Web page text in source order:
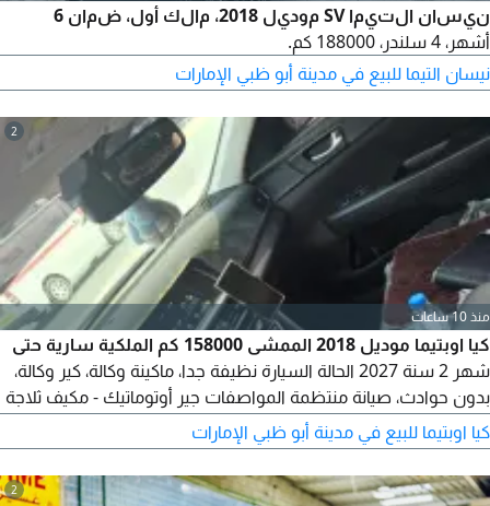
نيسان التيما SV موديل 2018، مالك أول، ضمان 6
أشهر، 4 سلندر، 188000 كم.
نيسان التيما للبيع في مدينة أبو ظبي الإمارات
2
منذ 10 ساعات
كيا اوبتيما موديل 2018 الممشى 158000 كم الملكية سارية حتى
شهر 2 سنة 2027 الحالة السيارة نظيفة جدا، ماكينة وكالة، كير وكالة،
بدون حوادث، صيانة منتظمة المواصفات جير أوتوماتيك - مكيف ثلاجة
- شاشة + بلوتوث كاميرا خلفية + حساسات خلفية + كرسي كهربائي -
مثبت سرعة - جنوط وكالة المنيوم المكان أبوظبي - العين للتواصل
كيا اوبتيما للبيع في مدينة أبو ظبي الإمارات
2